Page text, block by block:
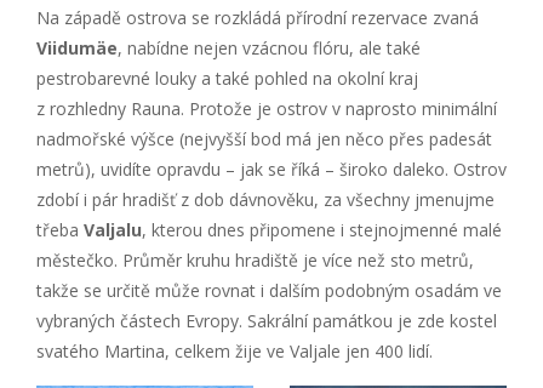
Na západě ostrova se rozkládá přírodní rezervace zvaná
Viidumäe, nabídne nejen vzácnou flóru, ale také
pestrobarevné louky a také pohled na okolní kraj
z rozhledny Rauna. Protože je ostrov v naprosto minimální
nadmořské výšce (nejvyšší bod má jen něco přes padesát
metrů), uvidíte opravdu – jak se říká – široko daleko. Ostrov
zdobí i pár hradišť z dob dávnověku, za všechny jmenujme
třeba Valjalu, kterou dnes připomene i stejnojmenné malé
městečko. Průměr kruhu hradiště je více než sto metrů,
takže se určitě může rovnat i dalším podobným osadám ve
vybraných částech Evropy. Sakrální památkou je zde kostel
svatého Martina, celkem žije ve Valjale jen 400 lidí.